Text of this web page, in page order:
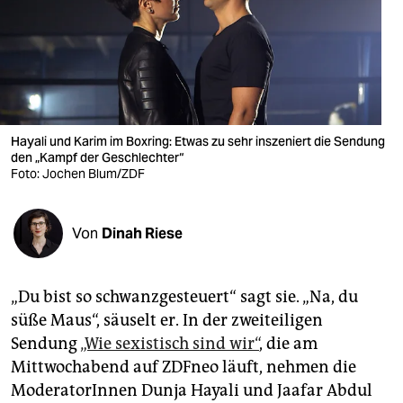
nord
wahrheit
verlag
verlag
shop
fragen & hilfe
unterstützen
abo
genossenschaft
Hayali und Karim im Boxring: Etwas zu sehr inszeniert die Sendung
den „Kampf der Geschlechter“
Foto: Jochen Blum/ZDF
Von Dinah Riese
„Du bist so schwanzgesteuert“ sagt sie. „Na, du
süße Maus“, säuselt er. In der zweiteiligen
Sendung„Wie sexistisch sind wir“, die am
Mittwochabend auf ZDFneo läuft, nehmen die
ModeratorInnen Dunja Hayali und Jaafar Abdul